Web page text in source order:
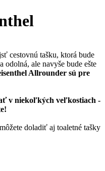
cestovnú tašku, ktorá bude
odolná, ale navyše bude ešte
Allrounder sú pre
v niekoľkých veľkostiach -
doladiť aj toaletné tašky